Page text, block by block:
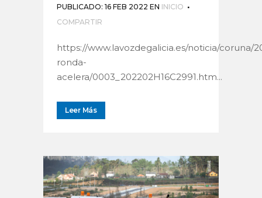
PUBLICADO: 16 FEB 2022 EN INICIO
COMPARTIR
https://www.lavozdegalicia.es/noticia/coruna/
ronda-
acelera/0003_202202H16C2991.htm...
Leer Más